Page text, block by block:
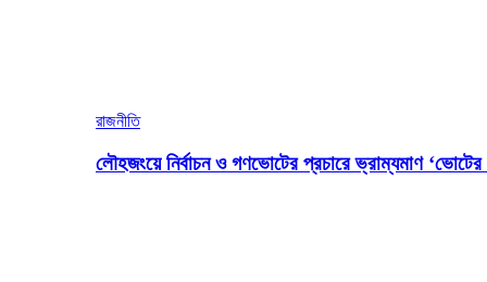
রাজনীতি
লৌহজংয়ে নির্বাচন ও গণভোটের প্রচারে ভ্রাম্যমাণ ‘ভোটের